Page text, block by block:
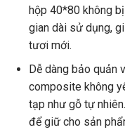
hộp 40*80 không
gian dài sử dụng,
tươi mới.
Dễ dàng bảo quản
composite không
tạp như gỗ tự
để giữ cho sản